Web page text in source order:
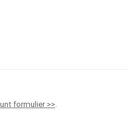
formulier >>.